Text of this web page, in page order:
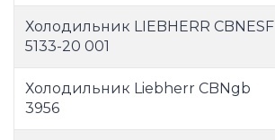
Холодильник LIEBHERR CBNESF
5133-20 001
Холодильник Liebherr CBNgb
3956